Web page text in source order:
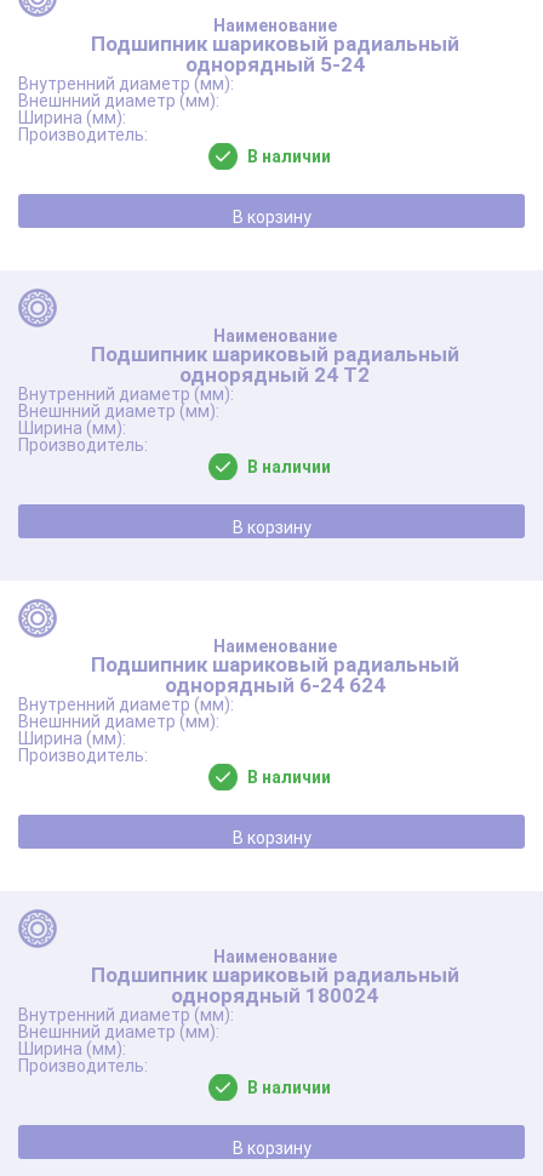
Подшипник шариковый радиальный
однорядный 5-24
В наличии
В корзину
Подшипник шариковый радиальный
однорядный 24 Т2
В наличии
В корзину
Подшипник шариковый радиальный
однорядный 6-24 624
В наличии
В корзину
Подшипник шариковый радиальный
однорядный 180024
В наличии
В корзину